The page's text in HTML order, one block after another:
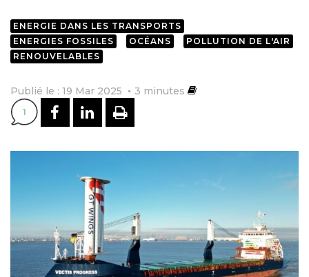
ENERGIE DANS LES TRANSPORTS
ENERGIES FOSSILES
OCÉANS
POLLUTION DE L'AIR
RENOUVELABLES
Publié le : 19 Mar 2025 3 minutes
1 PARTAGER SUR FACEBOOK
PARTAGER SUR
IMPRIMER